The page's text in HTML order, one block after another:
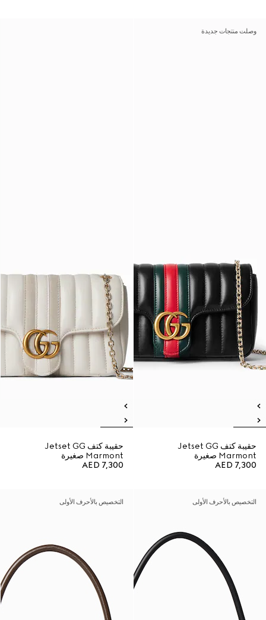
وصلت منتجات جديدة
حقيبة كتف Jetset GG
Marmont صغيرة
AED 7,300
حقيبة كتف Jetset GG
Marmont صغيرة
AED 7,300
التخصيص بالأحرف الأولى التخصيص بالأحرف الأولى